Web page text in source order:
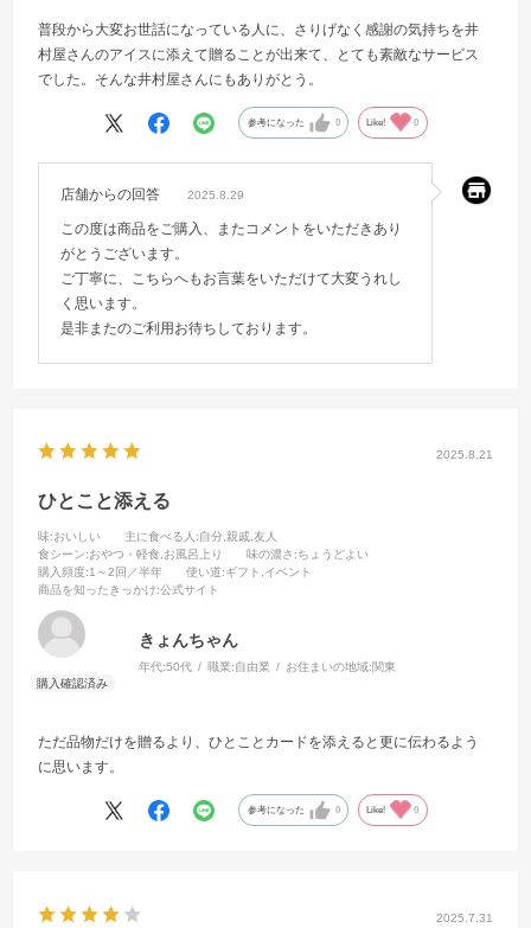
普段から大変お世話になっている人に、さりげなく感謝の気持ちを井
村屋さんのアイスに添えて贈ることが出来て、とても素敵なサービス
でした。そんな井村屋さんにもありがとう。
参考になった 0 Like! 0
店舗からの回答 2025.8.29
この度は商品をご購入、またコメントをいただきあり
がとうございます。
ご丁寧に、こちらへもお言葉をいただけて大変うれし
く思います。
是非またのご利用お待ちしております。
2025.8.21
ひとこと添える
味:おいしい 主に食べる人 :自分,親戚,友人
食シーン:おやつ・軽食,お風呂上り 味の濃さ :ちょうどよい
購入頻度:1～2回／半年 使い道:ギフト,イベント
商品を知ったきっかけ:公式サイト
きょんちゃん
年代:50代 職業:自由業 お住まいの地域:関東
ただ品物だけを贈るより、ひとことカードを添えると更に伝わるよう
に思います。
参考になった 0 Like! 0
2025.7.31